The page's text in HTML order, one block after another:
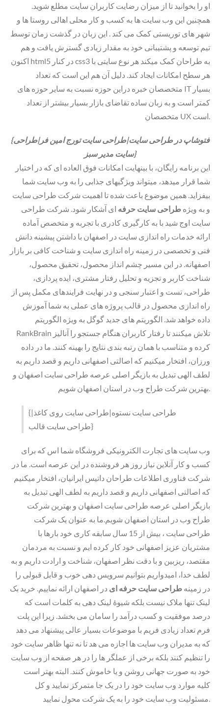
او را بخوانید تا از میزان رضایت کاربران سایت مطلع شوید.
همچنین این وب سایت ها به کسب و کار محلی اهالی روستا ها و
شهر های توریستی کمک می کند . این زبان در گذشت زمان توسط
تیم توسعه و پشتیبانی خود به مقدار زیادی گسترش یافت و هم
اکنون html5 در کنار css3 به طراحان کمک میکند هر نوع سایتی با
هر سطح امکانات ایجاد کند. دلیل آن هم این است که تعداد
متخصصان خبره دراین حوزه نسبت به سایر حوزه های IT بسیار
کمتر است و به زبان ساده تقاضای بازار بسیار بیشتر از تعداد
{فتوشاپ در طراحی سایت|طراحی سایت تورج امین فر|طراحی
سایت مدیر سبز}
این برنامه رایگان، با بینهایت امکانات فوق العاده ای که در اختیار
شما قرار میدهد، میتواند ویژگیهای جذابی را به وب سایت شما
بیفزاید. همین موضوع باعث شده تا اهمیت شرکت طراحی سایت
و به ویژه طراحی سایت حرفه ای آشکار شود. شرکت طراحی
سایت اوج شید با به کارگیری کادری با تجربه و متخصص آماده
ارائه خدمات راه اندازی سایت در اصفهان با داشتن پیشینه دانش
فنی و تخصصی در زمینه راه اندازی سایت و شناخت کافی بر بازار
اصفهانه. در این مسیر چشم انداز محصول، تحقیق محصول،
شناخت کاربر و تجزیه و تحلیل رفتار مشتری، ایده پردازی،
طراحی، تست و اعتبار سنجی و در نهایت فرایندهای مکمل پس از
راه اندازی محصول در قالب پروژه های عملی به شما آموزش
داده خواهد شد. الگوریتم های جدید گوگل به ویژه الگوریتم
RankBrain تلاش میکنند تا رفتار کاربران هنگام جستجو را آنالیز
کرده و متناسب با همان رتبه بندی نتایج را بهینه کنند. ما در داده
ورزان، افتخار میکنیم که اصالتی اصفهانی داریم و قصد داریم به
لطف الهی تبدیل به بازیگر اصلی عرصه طراحی سایت اصفهان و
بهترین شرکت طراح وب در استان اصفهان شویم.
{طراحی سایت نستوه|طراحی سایت روی کاغذ|
طراحی سایت قالب}
وب سایت های تجارت الکترونیکی فروشگاه شما اس که برای
کسب و کار آنلاین نیاز روز هر فروشنده در این عرصه است. ما در
شرکت فناوری اطلاعات طراحان داتیس ایرانیان، افتخار میکنیم
که اصالتی اصفهانی داریم و قصد داریم به لطف الهی تبدیل به
بازیگر اصلی عرصه طراحی سایت اصفهان و بهترین شرکت
طراح وب در استان اصفهان شویم.ما به عنوان یک شرکت
طراحی سایت ، بیش از 15 سال سابقه کاری خود بارها با
مشتریان عزیز اصفهانی خود کار کرده ایم و نسبت به مردمان
مقتصد، ریزبین و با دقت نظر اصفهان، شناخت و ارادت داریم و به
لطف خدا، امیدواریم بتوانیم سرویس دهی خوب و قابل قبولی را
در زمینه طراحی سایت حرفه ای در اصفهان ارائه نماییم. خرید بک
لینک تنها ملاک نیست بلکه شیوۀ لینک دهی به کلمات است که
درصد موفقیت و کسب درآمد را سامان می بخشد. زیرا این پلت
فرم تعداد زیادی فریم با موضوعات بسیار عالی پیشنهاد می دهد
که به مدیران وب سایت ها اجازه می هد تا نه تنها ظاهر سایت خود
را تنظیم کنند بلکه برخی از عملگر ها را در هر صفحه از وب سایت
خود به صورت جهانی روشن و یا خاموش کنند. البته بهتر است
کلیه موارد وب سایت خود را در یک جا متمرکز نمایید و کل
مسئولیت وب سایت خود را به یک شرکت محول نمایید.